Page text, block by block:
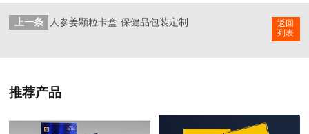
返回
列表
上一条 人参姜颗粒卡盒-保健品包装定制
推荐产品